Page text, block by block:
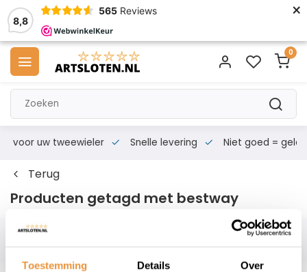
Toestemming Details Over
8,8
565 Reviews ×
0
voor uw tweewieler Snelle levering Niet goed = geld
Terug
Producten getagd met bestway
Filters